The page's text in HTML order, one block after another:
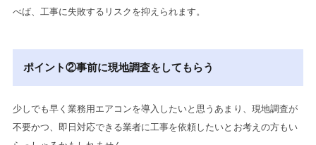
べば、工事に失敗するリスクを抑えられます。
ポイント②事前に現地調査をしてもらう
少しでも早く業務用エアコンを導入したいと思うあまり、現地調査が
不要かつ、即日対応できる業者に工事を依頼したいとお考えの方もい